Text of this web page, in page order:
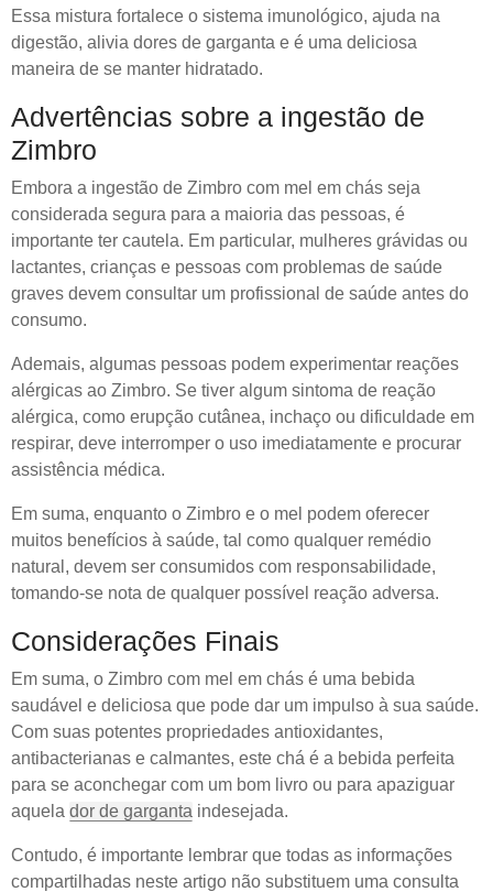
Essa mistura fortalece o sistema imunológico, ajuda na
digestão, alivia dores de garganta e é uma deliciosa
maneira de se manter hidratado.
Advertências sobre a ingestão de
Zimbro
Embora a ingestão de Zimbro com mel em chás seja
considerada segura para a maioria das pessoas, é
importante ter cautela. Em particular, mulheres grávidas ou
lactantes, crianças e pessoas com problemas de saúde
graves devem consultar um profissional de saúde antes do
consumo.
Ademais, algumas pessoas podem experimentar reações
alérgicas ao Zimbro. Se tiver algum sintoma de reação
alérgica, como erupção cutânea, inchaço ou dificuldade em
respirar, deve interromper o uso imediatamente e procurar
assistência médica.
Em suma, enquanto o Zimbro e o mel podem oferecer
muitos benefícios à saúde, tal como qualquer remédio
natural, devem ser consumidos com responsabilidade,
tomando-se nota de qualquer possível reação adversa.
Considerações Finais
Em suma, o Zimbro com mel em chás é uma bebida
saudável e deliciosa que pode dar um impulso à sua saúde.
Com suas potentes propriedades antioxidantes,
antibacterianas e calmantes, este chá é a bebida perfeita
para se aconchegar com um bom livro ou para apaziguar
aquela dor de garganta indesejada.
Contudo, é importante lembrar que todas as informações
compartilhadas neste artigo não substituem uma consulta